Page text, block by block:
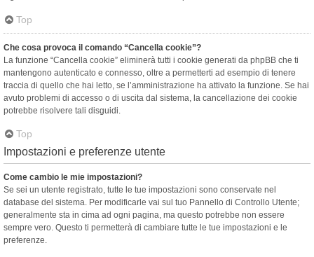
Top
Che cosa provoca il comando “Cancella cookie”?
La funzione “Cancella cookie” eliminerà tutti i cookie generati da phpBB che ti
mantengono autenticato e connesso, oltre a permetterti ad esempio di tenere
traccia di quello che hai letto, se l’amministrazione ha attivato la funzione. Se hai
avuto problemi di accesso o di uscita dal sistema, la cancellazione dei cookie
potrebbe risolvere tali disguidi.
Top
Impostazioni e preferenze utente
Come cambio le mie impostazioni?
Se sei un utente registrato, tutte le tue impostazioni sono conservate nel
database del sistema. Per modificarle vai sul tuo Pannello di Controllo Utente;
generalmente sta in cima ad ogni pagina, ma questo potrebbe non essere
sempre vero. Questo ti permetterà di cambiare tutte le tue impostazioni e le
preferenze.